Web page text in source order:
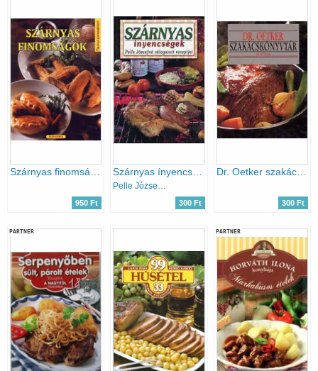
Szárnyas finomságok - Páratlan konyhaművészet
950 Ft
Szárnyas ínyencségek
Pelle Józsefné
300 Ft
Dr. Oetker szakácskönyvtár: Húsételek
300 Ft
PARTNER PARTNER